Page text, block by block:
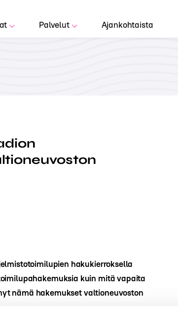
Palvelut Ajankohtaista
hakukierroksella
kuin mitä vapaita
nämä hakemukset valtioneuvoston